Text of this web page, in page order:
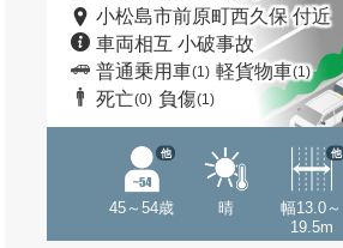
小松島市前原町西久保 付近
車両相互 小破事故
普通乗用車(1) 軽貨物車(1)
死亡(0) 負傷(1)
45～54歳
他
晴
幅13.0～
19.5m
他